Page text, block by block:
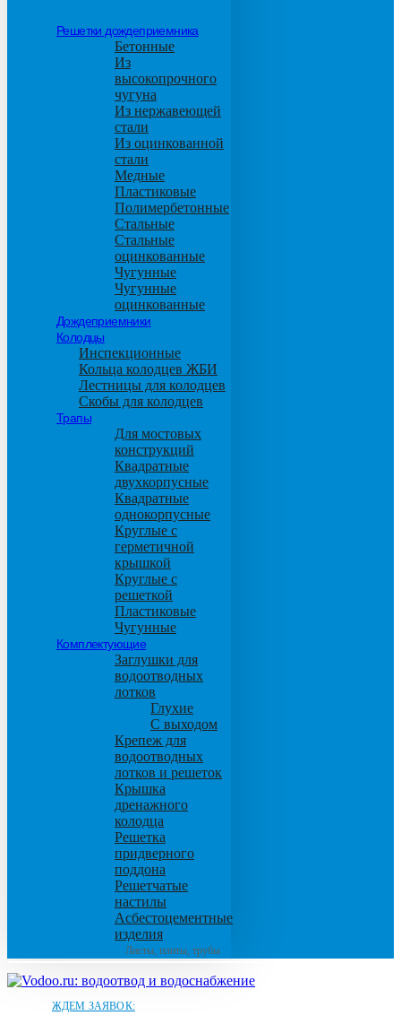
Решетки дождеприемника
Бетонные
Из
высокопрочного
чугуна
Из нержавеющей
стали
Из оцинкованной
стали
Медные
Пластиковые
Полимербетонные
Стальные
Стальные
оцинкованные
Чугунные
Чугунные
оцинкованные
Дождеприемники
Колодцы
Инспекционные
Кольца колодцев ЖБИ
Лестницы для колодцев
Скобы для колодцев
Трапы
Для мостовых
конструкций
Квадратные
двухкорпусные
Квадратные
однокорпусные
Круглые с
герметичной
крышкой
Круглые с
решеткой
Пластиковые
Чугунные
Комплектующие
Заглушки для
водоотводных
лотков
Глухие
С выходом
Крепеж для
водоотводных
лотков и решеток
Крышка
дренажного
колодца
Решетка
придверного
поддона
Решетчатые
настилы
Асбестоцементные
изделия
Листы, плиты, трубы
ЖДЕМ ЗАЯВОК: